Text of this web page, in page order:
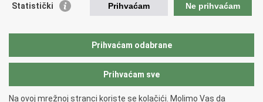
Hrvatska odvjetnička komora
Europski pravosudni portal
Copyright © 2026 Ministarstvo pravosuđa, uprave i digitalne
Statistički Prihvaćam Ne prihvaćam
Prihvaćam odabrane
Prihvaćam sve
Na ovoj mrežnoj stranci koriste se kolačići. Molimo Vas da